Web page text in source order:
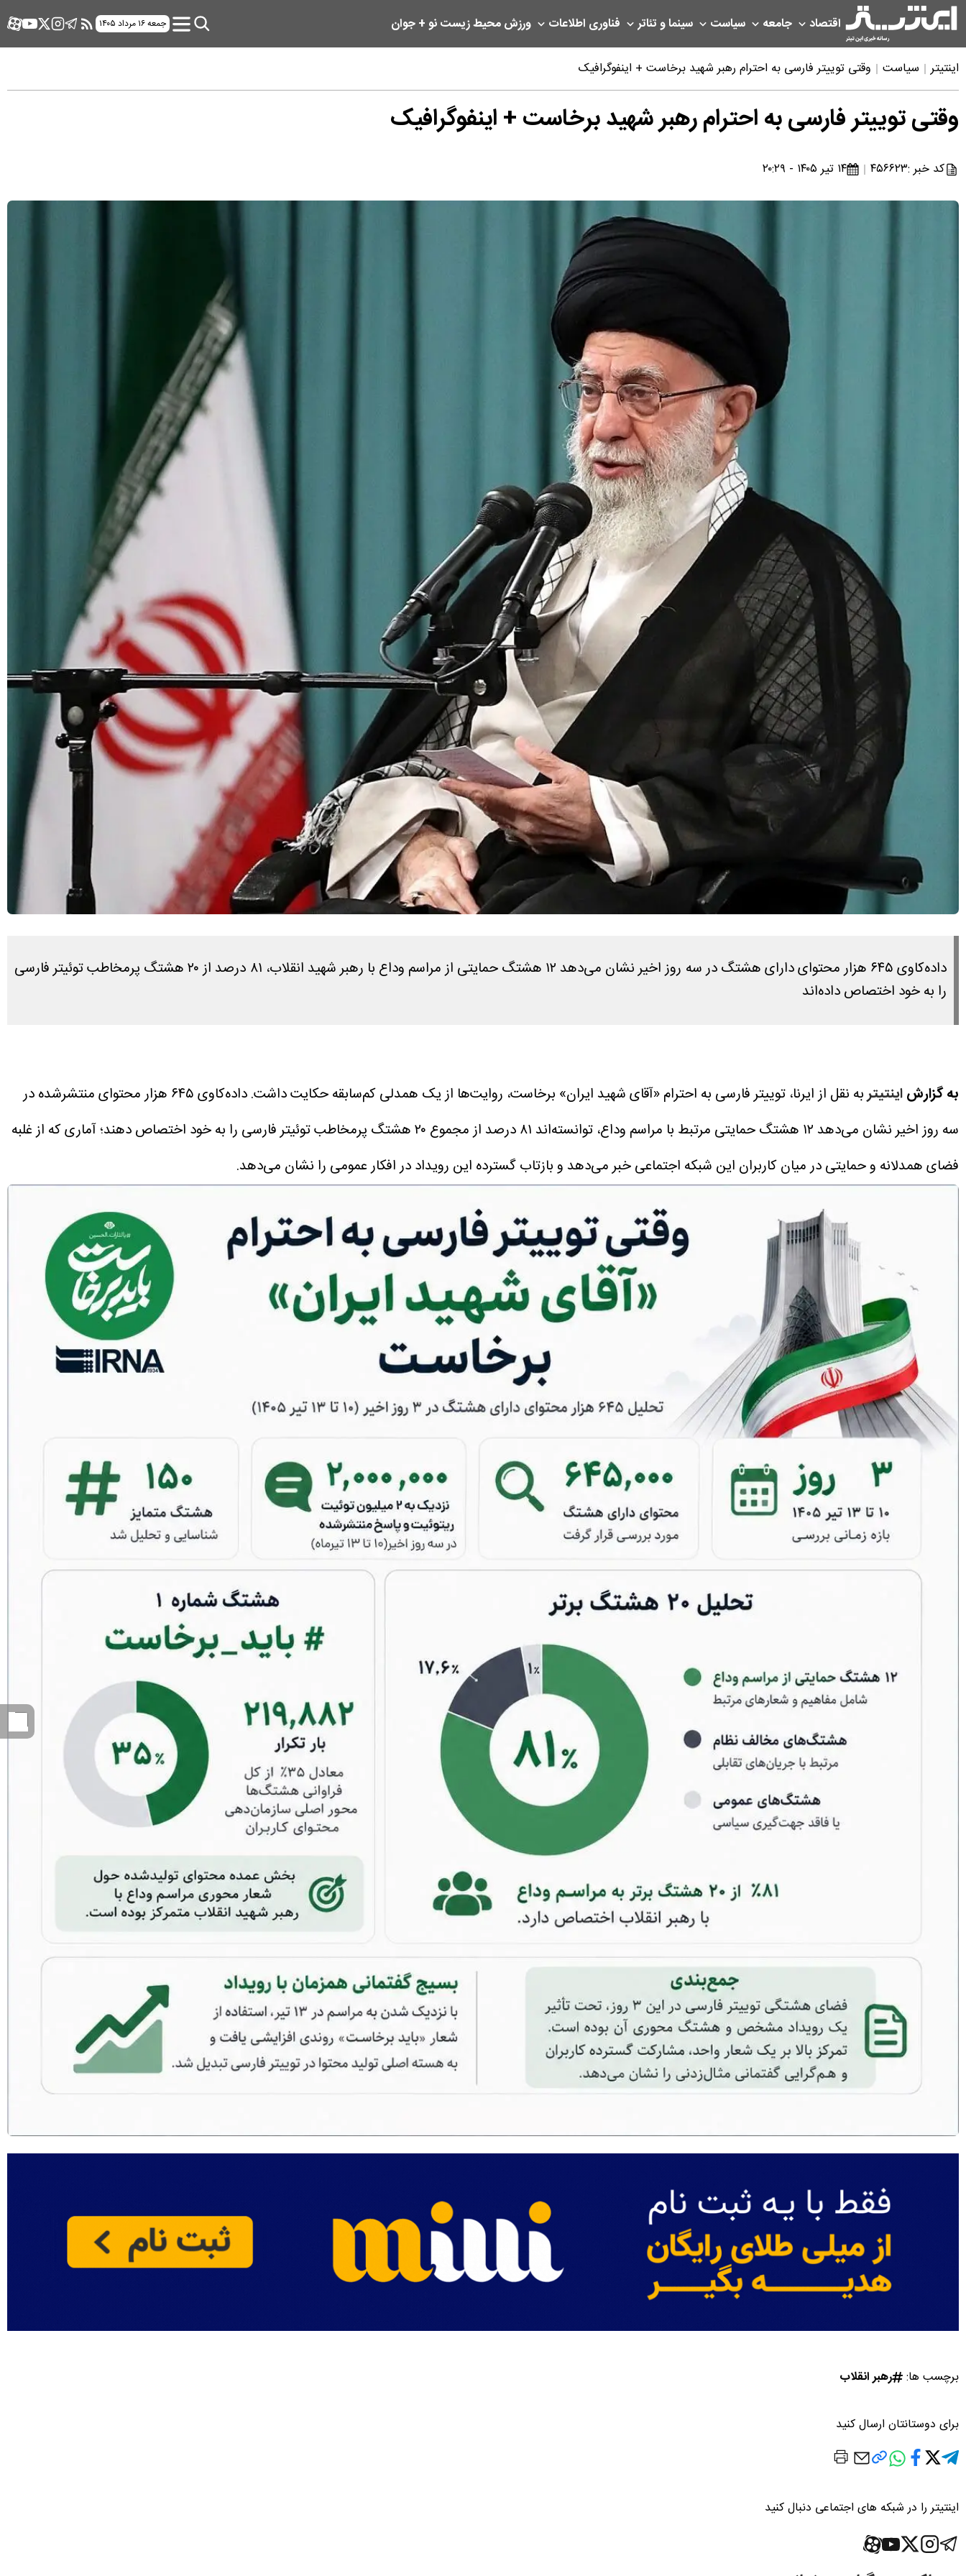
اقتصاد جامعه سیاست سینما و تئاتر فناوری اطلاعات ورزشمحیط زیستنو + جوان جمعه ۱۶ مرداد ۱۴۰۵
اینتیتر سیاست وقتی توییتر فارسی به احترام رهبر شهید برخاست + اینفوگرافیک
وقتی توییتر فارسی به احترام رهبر شهید برخاست + اینفوگرافیک
کد خبر :۴۵۶۶۲۳ ۱۴ تیر ۱۴۰۵ - ۲۰:۲۹
داده‌کاوی ۶۴۵ هزار محتوای دارای هشتگ در سه روز اخیر نشان می‌دهد ۱۲ هشتگ حمایتی از مراسم وداع با رهبر شهید انقلاب، ۸۱ درصد از ۲۰ هشتگ پرمخاطب توئیتر فارسی
را به خود اختصاص داده‌اند
به گزارشاینتیتر
به نقل از ایرنا، توییتر فارسی به احترام «آقای شهید ایران» برخاست، روایت‌ها از یک همدلی کم‌سابقه حکایت داشت. داده‌کاوی ۶۴۵ هزار محتوای منتشرشده در
سه روز اخیر نشان می‌دهد ۱۲ هشتگ حمایتی مرتبط با مراسم وداع، توانسته‌اند ۸۱ درصد از مجموع ۲۰ هشتگ پرمخاطب توئیتر فارسی را به خود اختصاص دهند؛ آماری که از غلبه
فضای همدلانه و حمایتی در میان کاربران این شبکه اجتماعی خبر می‌دهد و بازتاب گسترده این رویداد در افکار عمومی را نشان می‌دهد.
برچسب ها: رهبر انقلاب
برای دوستانتان ارسال کنید
اینتیتر را در شبکه های اجتماعی دنبال کنید